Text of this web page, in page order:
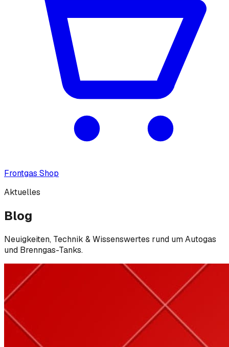
Frontgas Shop
Aktuelles
Blog
Neuigkeiten, Technik & Wissenswertes rund um Autogas
und Brenngas-Tanks.